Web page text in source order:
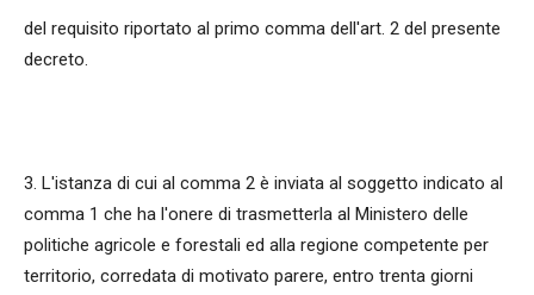
del requisito riportato al primo comma dell'art. 2 del presente
decreto.
3. L'istanza di cui al comma 2 è inviata al soggetto indicato al
comma 1 che ha l'onere di trasmetterla al Ministero delle
politiche agricole e forestali ed alla regione competente per
territorio, corredata di motivato parere, entro trenta giorni